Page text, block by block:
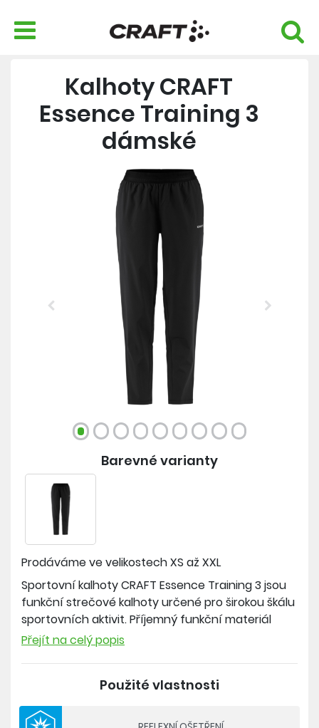
Kalhoty CRAFT
Essence Training 3
dámské
Previous Next
Sportovní kalhoty CRAFT Essence Training 3 jsou
funkční strečové kalhoty určené pro širokou škálu
sportovních aktivit. Příjemný funkční materiál
efektivně odvádí vlhkost od těla pryč a poskytuje
vnější strany stehen. Skvěle se tak hodí na běh,
intenzivní trénink v tělocvičně, ale také napříkla na
procházku v lese.
Přejít na celý popis
Použité vlastnosti
Prodáváme ve velikostechXS až XXL
Barevné varianty